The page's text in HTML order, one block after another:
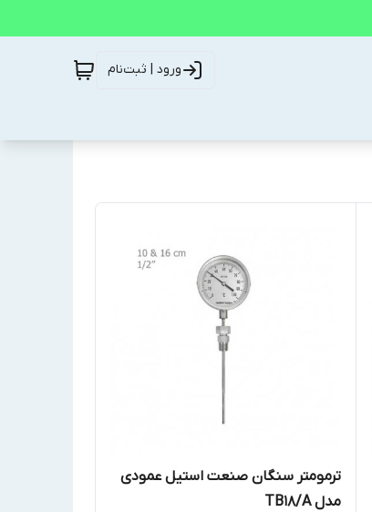
ورود | ثبت‌نام
ترمومتر سنگان صنعت استیل عمودی
مدل TB18/A